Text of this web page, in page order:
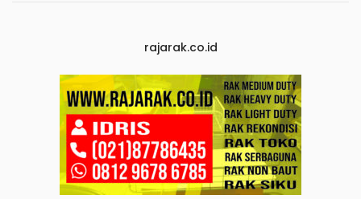
rajarak.co.id